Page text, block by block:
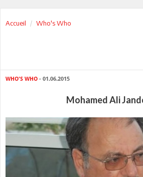
Accueil Who's Who
WHO'S WHO - 01.06.2015
Mohamed Ali